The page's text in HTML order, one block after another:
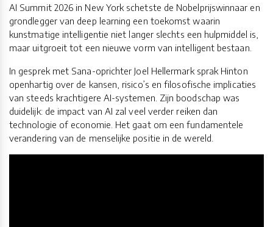
AI Summit 2026 in New York schetste de Nobelprijswinnaar en
grondlegger van deep learning een toekomst waarin
kunstmatige intelligentie niet langer slechts een hulpmiddel is,
maar uitgroeit tot een nieuwe vorm van intelligent bestaan.
In gesprek met Sana-oprichter Joel Hellermark sprak Hinton
openhartig over de kansen, risico’s en filosofische implicaties
van steeds krachtigere AI-systemen. Zijn boodschap was
duidelijk: de impact van AI zal veel verder reiken dan
technologie of economie. Het gaat om een fundamentele
verandering van de menselijke positie in de wereld.